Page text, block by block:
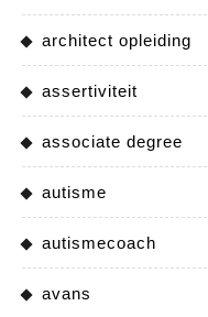
architect opleiding
assertiviteit
associate degree
autisme
autismecoach
avans